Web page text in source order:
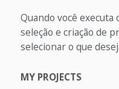
Quando você
seleção e criação de
selecionar o que
MY PROJECTS